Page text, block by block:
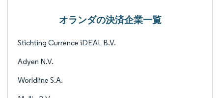
オランダの決済企業一覧
Stichting Currence iDEAL B.V.
Adyen N.V.
Worldline S.A.